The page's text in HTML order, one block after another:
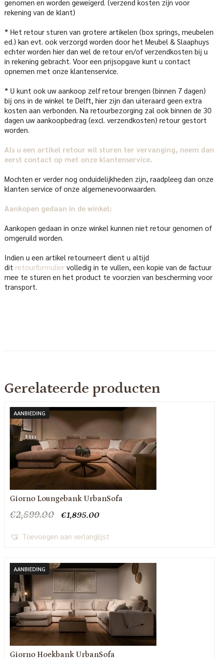
genomen en worden geweigerd. (verzend kosten zijn voor
rekening van de klant)
* Het retour sturen van grotere artikelen (box springs, meubelen
ed.) kan evt. ook verzorgd worden door het Meubel & Slaaphuys
echter worden hier dan wel de retour en/of verzendkosten bij u
in rekening gebracht. Voor een prijsopgave kunt u contact
opnemen met onze klantenservice.
* U kunt ook uw aankoop zelf retour brengen (binnen 7 dagen)
bij ons in de winkel te Delft, hier zijn dan uiteraard geen extra
kosten aan verbonden. Na retourbezorging zal ook binnen de 30
dagen uw aankoopbedrag (excl. verzendkosten) retour gestort
worden.
Als u een artikel retour wil sturen ter vervanging, neem dan
eerst contact op met onze klantenservice.
Mochten er verder nog onduidelijkheden zijn, raadpleeg dan onze
klanten service of onze algemenevoorwaarden.
Aankopen gedaan in de winkel:
Aankopen gedaan in onze winkel kunnen niet retour genomen of
omgeruild worden.
Indien u een artikel retourneert dient u altijd
dit retourformuliervolledig in te vullen, een kopie van de factuur
mee te sturen en het product te voorzien van bescherming voor
transport.
Gerelateerde producten
AANBIEDING
Giorno Loungebank UrbanSofa
€2,599.00
Oorspronkelijke
was:
€1,895.00Huidige
is:
Toevoegen aan verlanglijst
AANBIEDING
Giorno Hoekbank UrbanSofa